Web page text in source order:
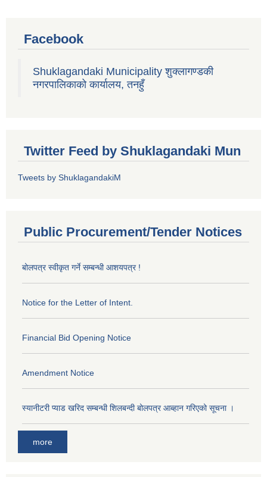
Facebook
Shuklagandaki Municipality शुक्लागण्डकी
नगरपालिकाको कार्यालय, तनहुँ
Twitter Feed by Shuklagandaki Mun
Tweets by ShuklagandakiM
Public Procurement/Tender Notices
बोलपत्र स्वीकृत गर्ने सम्बन्धी आशयपत्र !
Notice for the Letter of Intent.
Financial Bid Opening Notice
Amendment Notice
स्यानीटरी प्याड खरिद सम्बन्धी शिलबन्दी बोलपत्र आब्हान गरिएको सूचना ।
more